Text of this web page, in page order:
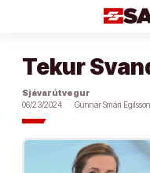
Tekur
Sjávarútvegur
06/23/2024
Gunnar Smári Egilsson